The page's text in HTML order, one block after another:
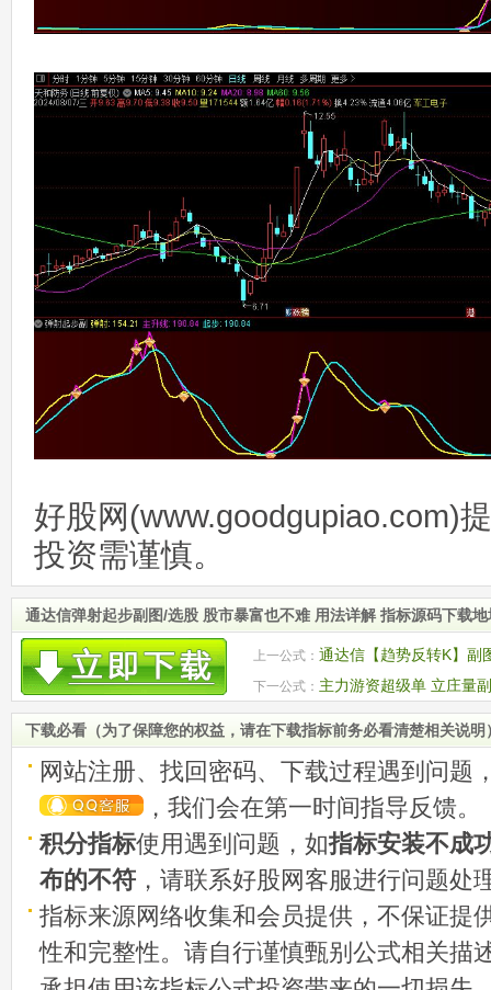
好股网(www.goodgupiao.com)
投资需谨慎。
通达信弹射起步副图/选股 股市暴富也不难 用法详解 指标源码下载地
上一公式： 通达信【趋势反转K】副
图
下一公式： 主力游资超级单 立庄量
码
下载必看（为了保障您的权益，请在下载指标前务必看清楚相关说明
网站注册、找回密码、下载过程遇到问题
，我们会在第一时间指导反馈。
积分指标使用遇到问题，如指标安装不成
布的不符 ，请联系好股网客服进行问题处
指标来源网络收集和会员提供，不保证提
性和完整性。请自行谨慎甄别公式相关描